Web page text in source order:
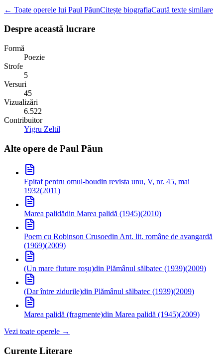
← Toate operele lui Paul PăunCitește biografiaCaută texte similare
Despre această lucrare
Formă
Poezie
Strofe
5
Versuri
45
Vizualizări
6.522
Contribuitor
Yigru Zeltil
Alte opere de Paul Păun
Epitaf pentru omul-boudin revista unu, V, nr. 45, mai
1932(2011)
Marea palidădin Marea palidă (1945)(2010)
Poem cu Robinson Crusoedin Ant. lit. române de avangardă
(1969)(2009)
(Un mare fluture roșu)din Plămânul sălbatec (1939)(2009)
(Dar între zidurile)din Plămânul sălbatec (1939)(2009)
Marea palidă (fragmente)din Marea palidă (1945)(2009)
Vezi toate operele →
Curente Literare